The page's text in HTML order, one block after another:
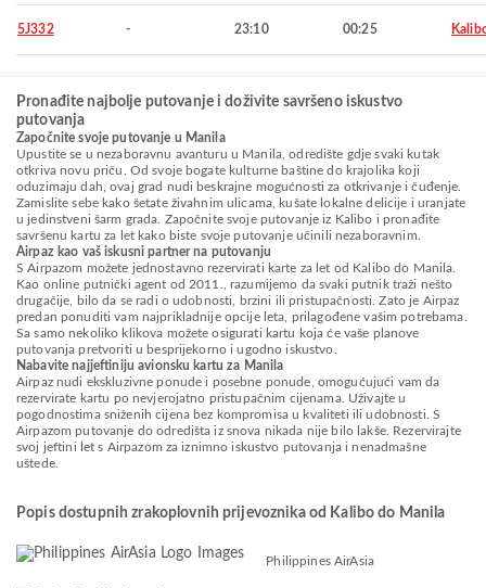
5J332 - 23:10 00:25
Pronađite najbolje putovanje i doživite savršeno iskustvo
putovanja
Započnite svoje putovanje u Manila
Upustite se u nezaboravnu avanturu u Manila, odredište gdje svaki kutak
otkriva novu priču. Od svoje bogate kulturne baštine do krajolika koji
oduzimaju dah, ovaj grad nudi beskrajne mogućnosti za otkrivanje i čuđenje.
Zamislite sebe kako šetate živahnim ulicama, kušate lokalne delicije i uranjate
u jedinstveni šarm grada. Započnite svoje putovanje iz Kalibo i pronađite
savršenu kartu za let kako biste svoje putovanje učinili nezaboravnim.
Airpaz kao vaš iskusni partner na putovanju
S Airpazom možete jednostavno rezervirati karte za let od Kalibo do Manila.
Kao online putnički agent od 2011., razumijemo da svaki putnik traži nešto
drugačije, bilo da se radi o udobnosti, brzini ili pristupačnosti. Zato je Airpaz
predan ponuditi vam najprikladnije opcije leta, prilagođene vašim potrebama.
Sa samo nekoliko klikova možete osigurati kartu koja će vaše planove
putovanja pretvoriti u besprijekorno i ugodno iskustvo.
Nabavite najjeftiniju avionsku kartu za Manila
Airpaz nudi ekskluzivne ponude i posebne ponude, omogućujući vam da
rezervirate kartu po nevjerojatno pristupačnim cijenama. Uživajte u
pogodnostima sniženih cijena bez kompromisa u kvaliteti ili udobnosti. S
Airpazom putovanje do odredišta iz snova nikada nije bilo lakše. Rezervirajte
svoj jeftini let s Airpazom za iznimno iskustvo putovanja i nenadmašne
uštede.
Popis dostupnih zrakoplovnih prijevoznika od Kalibo do Manila
Philippines AirAsia